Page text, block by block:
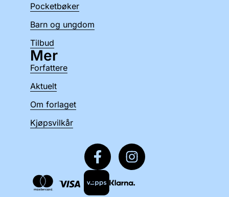
Pocketbøker
Barn og ungdom
Tilbud
Mer
Forfattere
Aktuelt
Om forlaget
Kjøpsvilkår